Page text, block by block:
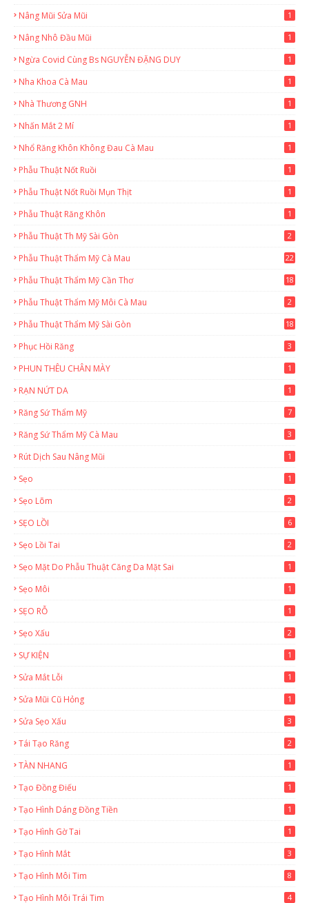
Nâng Mũi Sửa Mũi 1
Nâng Nhô Đầu Mũi 1
Ngừa Covid Cùng Bs NGUYỄN ĐẶNG DUY 1
Nha Khoa Cà Mau 1
Nhà Thương GNH 1
Nhấn Mắt 2 Mí 1
Nhổ Răng Khôn Không Đau Cà Mau 1
Phẫu Thuật Nốt Ruồi 1
Phẫu Thuật Nốt Ruồi Mụn Thịt 1
Phẫu Thuật Răng Khôn 1
Phẫu Thuật Th Mỹ Sài Gòn 2
Phẫu Thuật Thẩm Mỹ Cà Mau
22
Phẫu Thuật Thẩm Mỹ Cần Thơ
18
Phẫu Thuật Thẩm Mỹ Môi Cà Mau 2
Phẫu Thuật Thẩm Mỹ Sài Gòn
18
Phục Hồi Răng 3
PHUN THÊU CHÂN MÀY 1
RẠN NỨT DA 1
Răng Sứ Thẩm Mỹ 7
Răng Sứ Thẩm Mỹ Cà Mau 3
Rút Dịch Sau Nâng Mũi 1
Sẹo 1
Sẹo Lõm 2
SẸO LỒI 6
Sẹo Lồi Tai 2
Sẹo Mặt Do Phẫu Thuật Căng Da Mặt Sai 1
Sẹo Môi 1
SẸO RỖ 1
Sẹo Xấu 2
SỰ KIỆN 1
Sửa Mắt Lỗi 1
Sửa Mũi Cũ Hỏng 1
Sửa Sẹo Xấu 3
Tái Tạo Răng 2
TÀN NHANG 1
Tạo Đồng Điếu 1
Tạo Hình Dáng Đồng Tiền 1
Tạo Hình Gờ Tai 1
Tạo Hình Mắt 3
Tạo Hình Môi Tim 8
Tạo Hình Môi Trái Tim 4